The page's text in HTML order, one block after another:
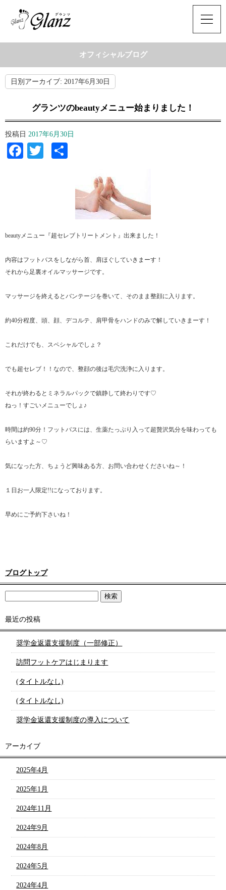
オフィシャルブログ
日別アーカイブ: 2017年6月30日
グランツのbeautyメニュー始まりました！
投稿日 2017年6月30日
Facebook
Twitter
beautyメニュー『超セレブトリートメント』出来ました！
内容はフットバスをしながら首、肩ほぐしていきまーす！
それから足裏オイルマッサージです。
マッサージを終えるとバンテージを巻いて、そのまま整顔に入ります。
約40分程度、頭、顔、デコルテ、肩甲骨をハンドのみで解していきまーす！
これだけでも、スペシャルでしょ？
でも超セレブ！！なので、整顔の後は毛穴洗浄に入ります。
それが終わるとミネラルパックで鎮静して終わりです♡
ねっ！すごいメニューでしょ♪
時間は約90分！フットバスには、生薬たっぷり入って超贅沢気分を味わっても
らいますよ～♡
気になった方、ちょうど興味ある方、お問い合わせくださいね～！
１日お一人限定!!になっております。
早めにご予約下さいね！
ブログトップ
最近の投稿
奨学金返還支援制度（一部修正）
訪問フットケアはじまります
(タイトルなし)
(タイトルなし)
奨学金返還支援制度の導入について
アーカイブ
2025年4月
2025年1月
2024年11月
2024年9月
2024年8月
2024年5月
2024年4月